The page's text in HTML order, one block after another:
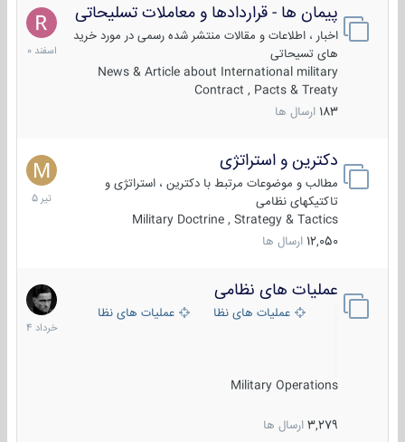
پیمان ها - قراردادها و معاملات تسلیحاتی
اخبار ، اطلاعات و مقالات منتشر شده رسمی در مورد خرید
های تسیحاتی
News & Article about International military
Contract , Pacts & Treaty
183 ارسال ها
7
اسفند
1400
دکترین و استراتژی
مطالب و موضوعات مرتبط با دکترین ، استراتژی و
تاکتیکهای نظامی
Military Doctrine , Strategy & Tactics
12,050 ارسال ها
27
تیر
1405
عملیات های نظامی
عملیات های نظامی ایرانعملیات های نظامی خارجی
Military Operations
3,279 ارسال ها
5
خرداد
1404